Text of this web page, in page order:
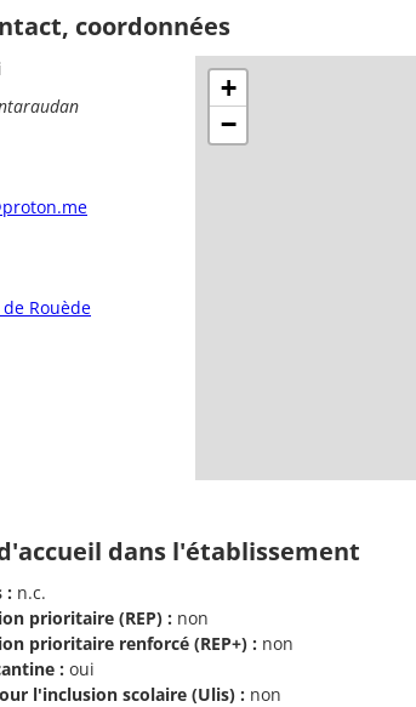
coordonnées
Rouède
+
−
dans l'établissement
: n.c.
prioritaire (REP) : non
prioritaire renforcé (REP+) : non
: oui
l'inclusion scolaire (Ulis) : non